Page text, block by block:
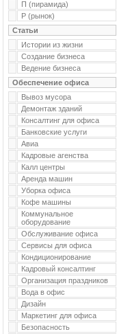
П (пирамида)
Р (рынок)
Статьи
Истории из жизни
Создание бизнеса
Ведение бизнеса
Обеспечение офиса
Вывоз мусора
Демонтаж зданий
Консалтинг для офиса
Банковские услуги
Авиа
Кадровые агенства
Калл центры
Аренда машин
Уборка офиса
Кофе машины
Коммунальное
оборудование
Обслуживание офиса
Сервисы для офиса
Кондиционирование
Кадровый консалтинг
Организация праздников
Вода в офис
Дизайн
Маркетинг для офиса
Безопасность